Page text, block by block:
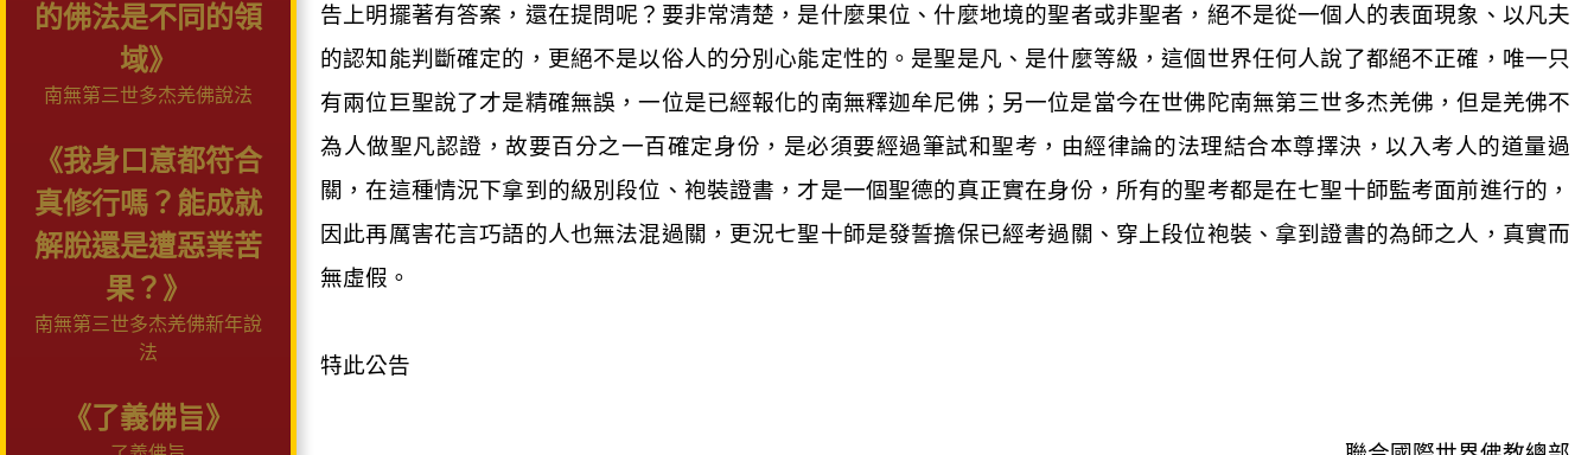
的佛法是不同的領
域》
南無第三世多杰羌佛說法
《我身口意都符合
真修行嗎？能成就
解脫還是遭惡業苦
果？》
南無第三世多杰羌佛新年說
法
《了義佛旨》
告上明擺著有答案，還在提問呢？要非常清楚，是什麼果位、什麼地境的聖者或非聖者，絕不是從一個人的表面現象、以凡夫
的認知能判斷確定的，更絕不是以俗人的分別心能定性的。是聖是凡、是什麼等級，這個世界任何人說了都絕不正確，唯一只
有兩位巨聖說了才是精確無誤，一位是已經報化的南無釋迦牟尼佛；另一位是當今在世佛陀南無第三世多杰羌佛，但是羌佛不
為人做聖凡認證，故要百分之一百確定身份，是必須要經過筆試和聖考，由經律論的法理結合本尊擇決，以入考人的道量過
關，在這種情況下拿到的級別段位、袍裝證書，才是一個聖德的真正實在身份，所有的聖考都是在七聖十師監考面前進行的，
因此再厲害花言巧語的人也無法混過關，更況七聖十師是發誓擔保已經考過關、穿上段位袍裝、拿到證書的為師之人，真實而
無虛假。
特此公告